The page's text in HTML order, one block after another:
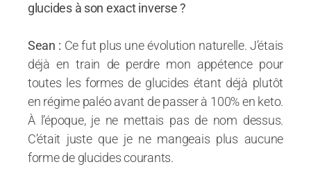
glucides à son exact inverse ?
Sean : Ce fut plus une évolution naturelle. J’étais
déjà en train de perdre mon appétence pour
toutes les formes de glucides étant déjà plutôt
en régime paléo avant de passer à 100% en keto.
À l’époque, je ne mettais pas de nom dessus.
C’était juste que je ne mangeais plus aucune
forme de glucides courants.